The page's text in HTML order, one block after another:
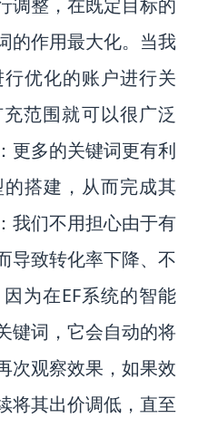
调整，在既定目标的
的作用最大化。当我
优化的账户进行关
范围就可以很广泛
更多的关键词更有利
搭建，从而完成其
我们不用担心由于有
导致转化率下降、不
为在EF系统的智能
键词，它会自动的将
次观察效果，如果效
将其出价调低，直至